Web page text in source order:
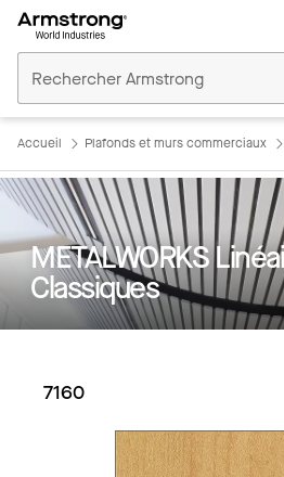
Plafonds
Commerciaux
Accueil Plafonds et murs commerciaux
METALWORKS
Classiques
7160